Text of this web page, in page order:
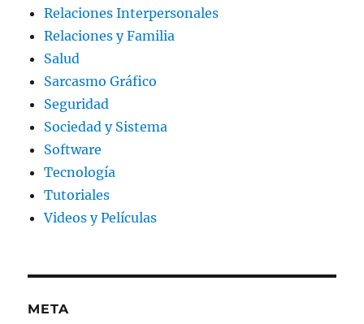
Relaciones Interpersonales
Relaciones y Familia
Salud
Sarcasmo Gráfico
Seguridad
Sociedad y Sistema
Software
Tecnología
Tutoriales
Videos y Películas
META